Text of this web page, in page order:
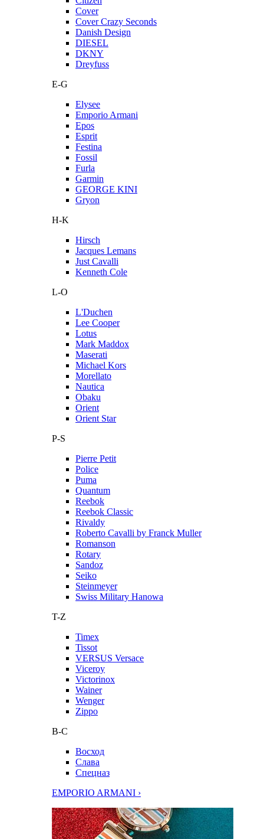
Cover
Cover Crazy Seconds
Danish Design
DIESEL
DKNY
Dreyfuss
E-G
Elysee
Emporio Armani
Epos
Esprit
Festina
Fossil
Furla
Garmin
GEORGE KINI
Gryon
H-K
Hirsch
Jacques Lemans
Just Cavalli
Kenneth Cole
L-O
L'Duchen
Lee Cooper
Lotus
Mark Maddox
Maserati
Michael Kors
Morellato
Nautica
Obaku
Orient
Orient Star
P-S
Pierre Petit
Police
Puma
Quantum
Reebok
Reebok Classic
Rivaldy
Roberto Cavalli by Franck Muller
Romanson
Rotary
Sandoz
Seiko
Steinmeyer
Swiss Military Hanowa
T-Z
Timex
Tissot
VERSUS Versace
Viceroy
Victorinox
Wainer
Wenger
Zippo
В-С
Восход
Слава
Спецназ
EMPORIO ARMANI ›